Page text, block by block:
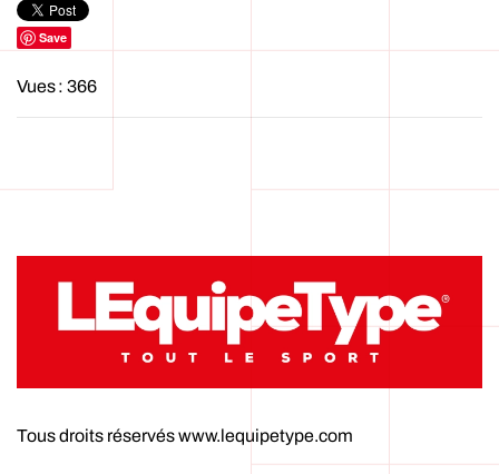
Save
Vues : 366
Tous droits réservés www.lequipetype.com